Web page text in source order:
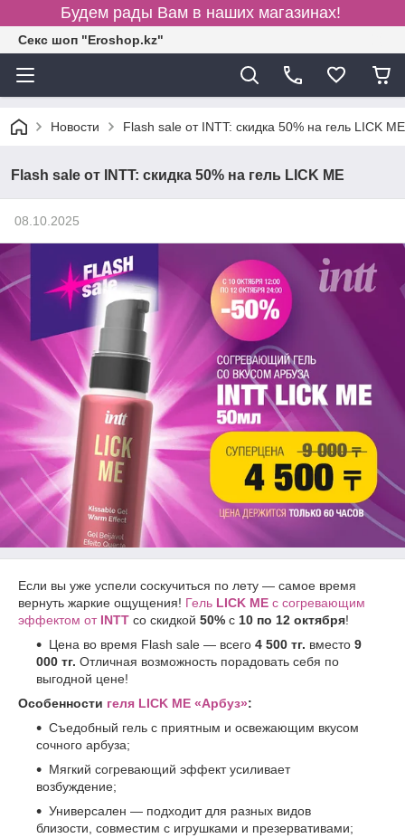
Будем рады Вам в наших магазинах!
Секс шоп "Eroshop.kz"
Новости Flash sale от INTT: скидка 50% на гель LICK ME
Flash sale от INTT: скидка 50% на гель LICK ME
08.10.2025
Если вы уже успели соскучиться по лету — самое время
вернуть жаркие ощущения! Гель LICK ME с согревающим
эффектом от INTT со скидкой 50% с 10 по 12 октября!
Цена во время Flash sale — всего 4 500 тг. вместо 9
000 тг. Отличная возможность порадовать себя по
выгодной цене!
Особенности геля LICK ME «Арбуз»:
Съедобный гель с приятным и освежающим вкусом
сочного арбуза;
Мягкий согревающий эффект усиливает
возбуждение;
Универсален — подходит для разных видов
близости, совместим с игрушками и презервативами;